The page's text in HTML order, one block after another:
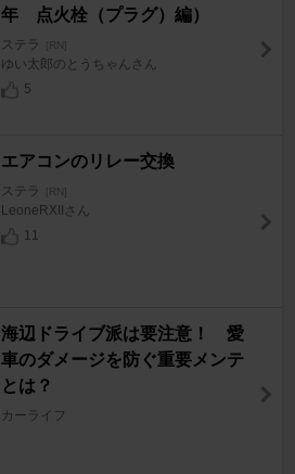
年 点火栓（プラグ）編）
ステラ [RN]
ゆい太郎のとうちゃんさん
5
エアコンのリレー交換
ステラ [RN]
LeoneRXIIさん
11
海辺ドライブ派は要注意！ 愛
車のダメージを防ぐ重要メンテ
とは？
カーライフ